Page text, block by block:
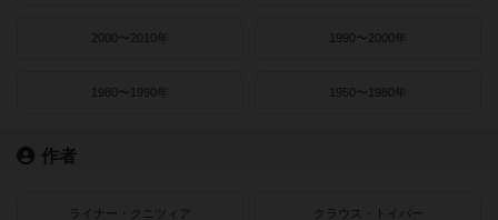
2000〜2010年 1990〜2000年
1980〜1990年 1950〜1980年
作者
ライナー・クニツィア クラウス・トイバー